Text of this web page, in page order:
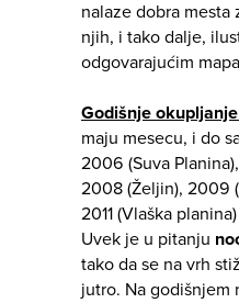
nalaze dobra mesta
njih, i tako dalje,
odgovarajućim
Godišnje
maju mesecu, i do
2006 (Suva
2008 (Željin), 2009
2011 (Vlaška
Uvek je u pitanju
tako da se na vrh
jutro. Na godišnjem